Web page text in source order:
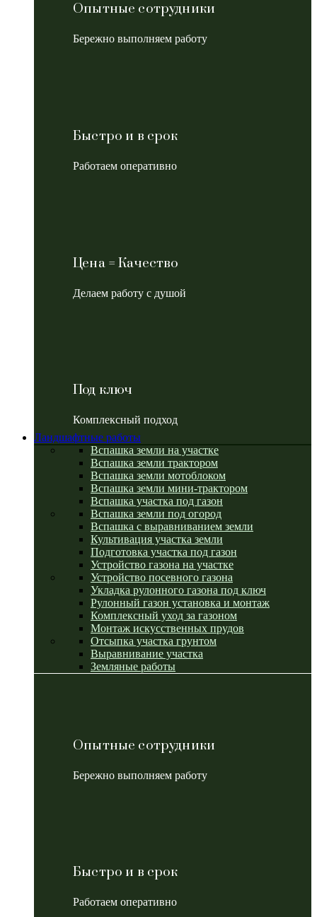
Опытные сотрудники
Бережно выполняем работу
Быстро и в срок
Работаем оперативно
Цена = Качество
Делаем работу с душой
Под ключ
Комплексный подход
Ландшафтные работы
Вспашка земли на участке
Вспашка земли трактором
Вспашка земли мотоблоком
Вспашка земли мини-трактором
Вспашка участка под газон
Вспашка земли под огород
Вспашка с выравниванием земли
Культивация участка земли
Подготовка участка под газон
Устройство газона на участке
Устройство посевного газона
Укладка рулонного газона под ключ
Рулонный газон установка и монтаж
Комплексный уход за газоном
Монтаж искусственных прудов
Отсыпка участка грунтом
Выравнивание участка
Земляные работы
Опытные сотрудники
Бережно выполняем работу
Быстро и в срок
Работаем оперативно